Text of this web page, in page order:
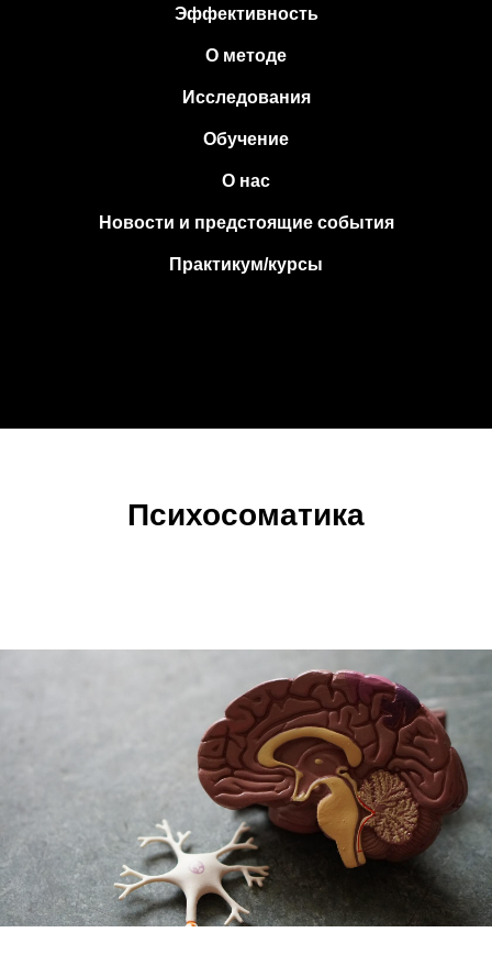
Эффективность
О методе
Исследования
Обучение
О нас
Новости и предстоящие события
Практикум/курсы
Психосоматика